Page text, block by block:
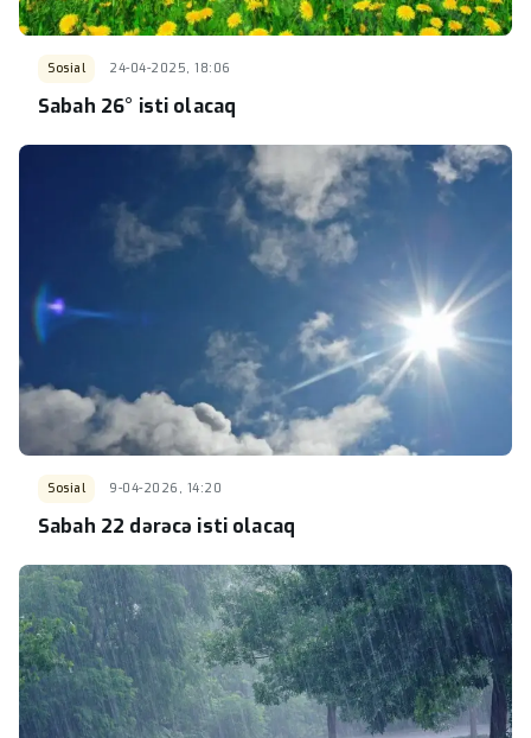
Sosial 24-04-2025, 18:06
Sabah 26° isti olacaq
Sosial 9-04-2026, 14:20
Sabah 22 dərəcə isti olacaq